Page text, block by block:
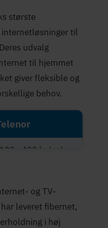
4,7 stjerner
største
til
udvalg
til hjemmet
giver fleksible og
behov.
129 - 409 kr./md.
3,9 stjerner
og TV-
leveret fibernet,
i høj